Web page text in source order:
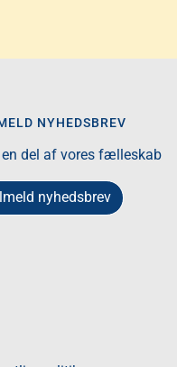
NYHEDSBREV
en del af vores fælleskab
nyhedsbrev